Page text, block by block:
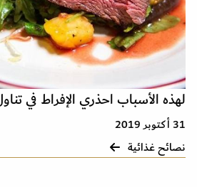
لهذه الأسباب احذري الإفراط في
31 أكتوبر 2019
نصائح غذائية